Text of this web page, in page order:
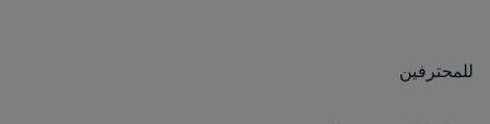
للمحترفين